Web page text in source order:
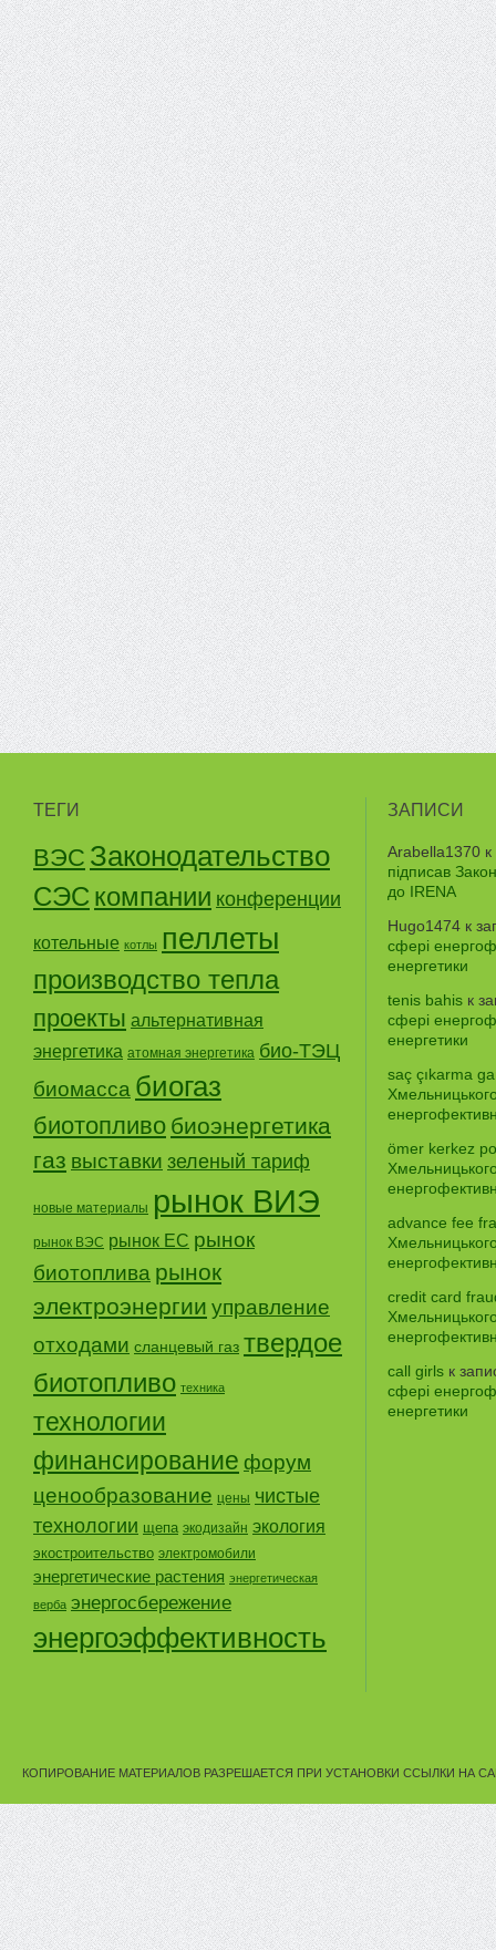
ТЕГИ
ВЭС Законодательство
СЭС компании конференции
котельные котлы пеллеты
производство тепла
проекты альтернативная
энергетика атомная энергетика био-ТЭЦ
биомасса биогаз
биотопливо биоэнергетика
газ выставки зеленый тариф
новые материалы рынок ВИЭ
рынок ВЭС рынок ЕС рынок
биотоплива рынок
электроэнергии управление
отходами сланцевый газ твердое
биотопливо техника
технологии
финансирование форум
ценообразование цены чистые
технологии щепа экодизайн экология
экостроительство электромобили
энергетические растения энергетическая
верба энергосбережение
энергоэффективность
ЗАПИСИ
Arabella1370
підписав
до IRENA
Hugo1474 к
сфері
енергетики
tenis bahis к
сфері
енергетики
saç çıkarma
ömer kerkez
advance fee
credit card
call girls к
сфері
енергетики
КОПИРОВАНИЕ МАТЕРИАЛОВ РАЗРЕШАЕТСЯ ПРИ УСТАНОВКИ ССЫЛКИ НА САЙТ